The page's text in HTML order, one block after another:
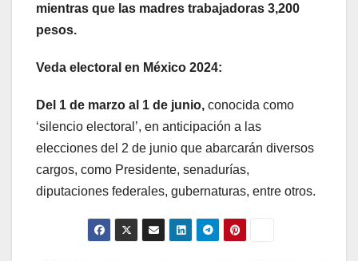
mientras que las madres trabajadoras 3,200
pesos.
Veda electoral en México 2024:
Del 1 de marzo al 1 de junio, conocida como
‘silencio electoral’, en anticipación a las
elecciones del 2 de junio que abarcarán diversos
cargos, como Presidente, senadurías,
diputaciones federales, gubernaturas, entre otros.